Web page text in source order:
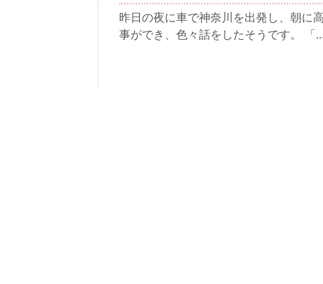
昨日の夜に車で神奈川を出発し、朝に
事ができ、色々話をしたそうです。 「...